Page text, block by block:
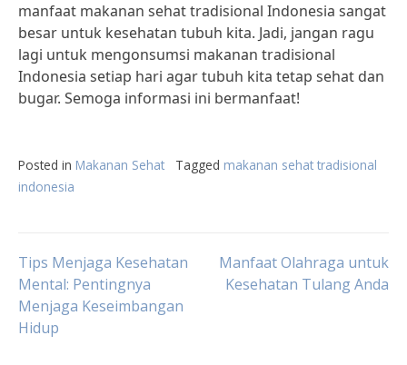
manfaat makanan sehat tradisional Indonesia sangat
besar untuk kesehatan tubuh kita. Jadi, jangan ragu
lagi untuk mengonsumsi makanan tradisional
Indonesia setiap hari agar tubuh kita tetap sehat dan
bugar. Semoga informasi ini bermanfaat!
Posted in Makanan Sehat Tagged makanan sehat tradisional
indonesia
Post
navigation
Tips Menjaga Kesehatan
Mental: Pentingnya
Menjaga Keseimbangan
Hidup
Manfaat Olahraga untuk
Kesehatan Tulang Anda